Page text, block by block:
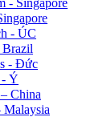
- ÚC
- Đức
Ý
China